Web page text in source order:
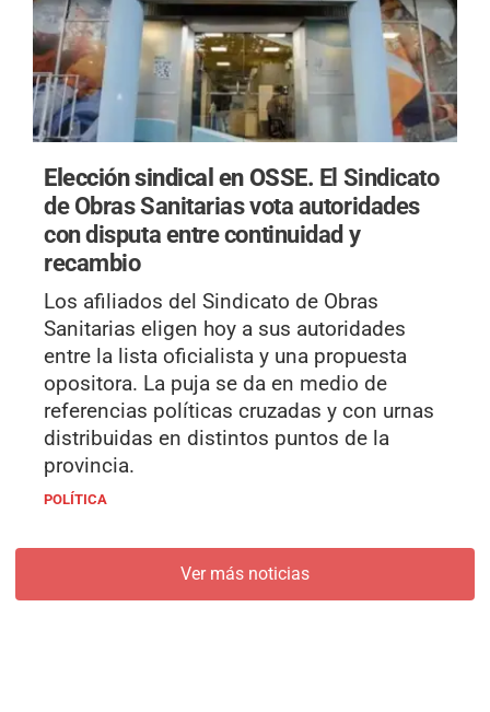
Elección sindical en OSSE. El Sindicato
de Obras Sanitarias vota autoridades
con disputa entre continuidad y
recambio
Los afiliados del Sindicato de Obras
Sanitarias eligen hoy a sus autoridades
entre la lista oficialista y una propuesta
opositora. La puja se da en medio de
referencias políticas cruzadas y con urnas
distribuidas en distintos puntos de la
provincia.
POLÍTICA
Ver más noticias